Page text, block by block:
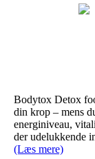
Bodytox Detox
din krop – mens
energiniveau,
der udelukkende
(Læs mere)